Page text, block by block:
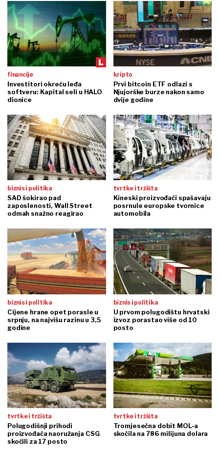
financije
Investitori okreću leđa
softveru: Kapital seli u HALO
dionice
kripto
Prvi bitcoin ETF odlazi s
Njujorške burze nakon samo
dvije godine
biznis i politika
SAD šokirao pad
zaposlenosti, Wall Street
odmah snažno reagirao
tvrtke i tržišta
Kineski proizvođači spašavaju
posrnule europske tvornice
automobila
biznis i politika
Cijene hrane opet porasle u
srpnju, na najvišu razinu u 3,5
godine
biznis i politika
U prvom polugodištu hrvatski
izvoz porastao više od 10
posto
tvrtke i tržišta
Polugodišnji prihodi
proizvođača naoružanja CSG
skočili za 17 posto
tvrtke i tržišta
Tromjesečna dobit MOL-a
skočila na 786 milijuna dolara